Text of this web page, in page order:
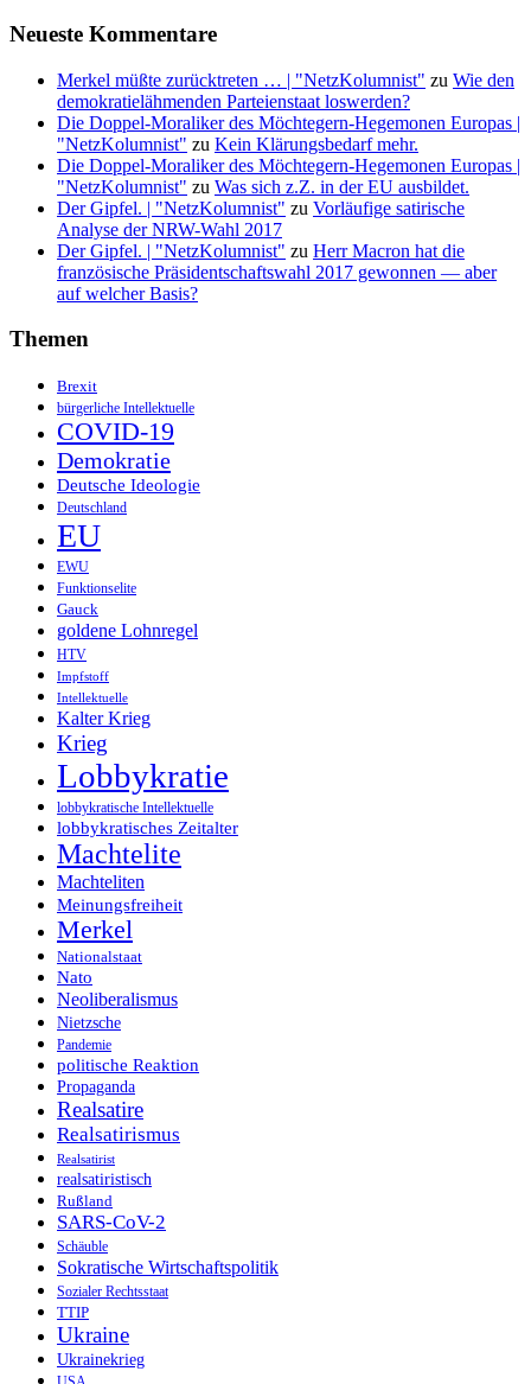
Neueste Kommentare
Merkel müßte zurücktreten … | "NetzKolumnist" zu Wie den
demokratielähmenden Parteienstaat loswerden?
Die Doppel-Moraliker des Möchtegern-Hegemonen Europas |
"NetzKolumnist" zu Kein Klärungsbedarf mehr.
Die Doppel-Moraliker des Möchtegern-Hegemonen Europas |
"NetzKolumnist" zu Was sich z.Z. in der EU ausbildet.
Der Gipfel. | "NetzKolumnist" zu Vorläufige satirische
Analyse der NRW-Wahl 2017
Der Gipfel. | "NetzKolumnist" zu Herr Macron hat die
französische Präsidentschaftswahl 2017 gewonnen — aber
auf welcher Basis?
Themen
Brexit
bürgerliche Intellektuelle
COVID-19
Demokratie
Deutsche Ideologie
Deutschland
EU
EWU
Funktionselite
Gauck
goldene Lohnregel
HTV
Impfstoff
Intellektuelle
Kalter Krieg
Krieg
Lobbykratie
lobbykratische Intellektuelle
lobbykratisches Zeitalter
Machtelite
Machteliten
Meinungsfreiheit
Merkel
Nationalstaat
Nato
Neoliberalismus
Nietzsche
Pandemie
politische Reaktion
Propaganda
Realsatire
Realsatirismus
Realsatirist
realsatiristisch
Rußland
SARS-CoV-2
Schäuble
Sokratische Wirtschaftspolitik
Sozialer Rechtsstaat
TTIP
Ukraine
Ukrainekrieg